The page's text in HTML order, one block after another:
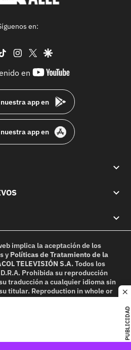
PUBLICIDAD
en:
tiktok instagram
twittergoogle
en
youtube-
app en
app en
implica la aceptación de los
y Políticas de Tratamiento de la
TELEVISIÓN S.A.Todos los
Prohibida su reproducción
traducción a cualquier idioma sin
titular. Reproduction in whole or